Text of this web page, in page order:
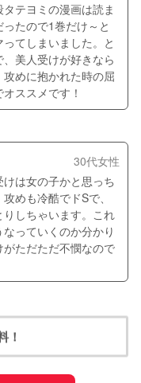
テヨミの漫画は読ま
たので1巻だけ～と
てしまいました。と
美人受けが好きなら
めに抱かれた時の屈
ススメです！
30代女性
は女の子かと思っち
めも冷酷でドSで、
しちゃいます。これ
っていくのか分かり
ただただ不憫なので
！